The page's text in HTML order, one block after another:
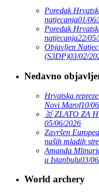
Poredak
natjecanja01/
Poredak
natjecanja22/
Objavljen
(S3DP)03/02/
Nedavno
Hrvatska
Novi Marof10/
🥇 ZLATO ZA
05/06/2026
Završen
naših mladih
Amanda
u Istanbulu03/
World archery